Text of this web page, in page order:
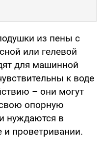
из пены с
или гелевой
для машинной
к воде
– они могут
свою опорную
нуждаются в
и проветривании.